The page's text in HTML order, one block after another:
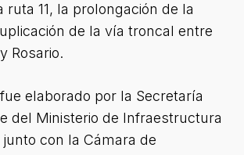
ruta 11, la prolongación de la
de la vía troncal entre
Rosario.
elaborado por la Secretaría
del Ministerio de Infraestructura
con la Cámara de